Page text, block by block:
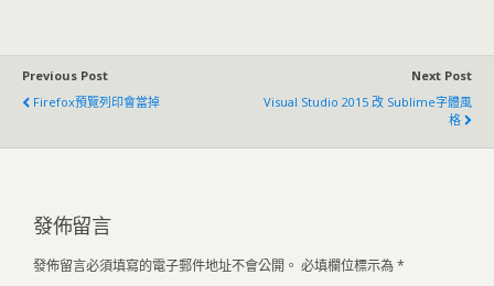
Previous Post
Firefox預覽列印會當掉
Next Post
Visual Studio 2015 改 Sublime字體風
格
發佈留言
發佈留言必須填寫的電子郵件地址不會公開。 必填欄位標示為*